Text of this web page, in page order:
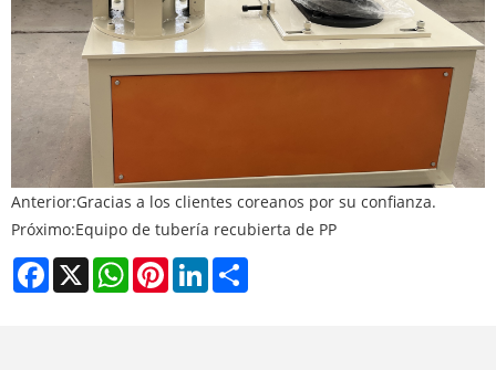
Anterior:Gracias a los clientes coreanos por su confianza.
Próximo:Equipo de tubería recubierta de PP
Facebook
X WhatsAppPinterestLinkedIn